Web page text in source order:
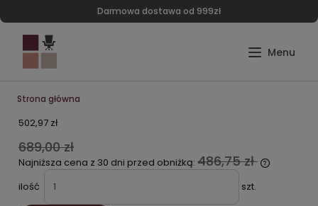
Darmowa dostawa od 999zł
Strona główna
502,97 zł
689,00 zł
Najniższa cena z 30 dni przed obniżką: 486,75 zł
ilość szt.